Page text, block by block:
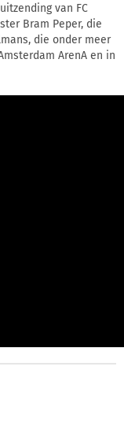
van FC
Bram Peper, die
die onder meer
ArenA en in